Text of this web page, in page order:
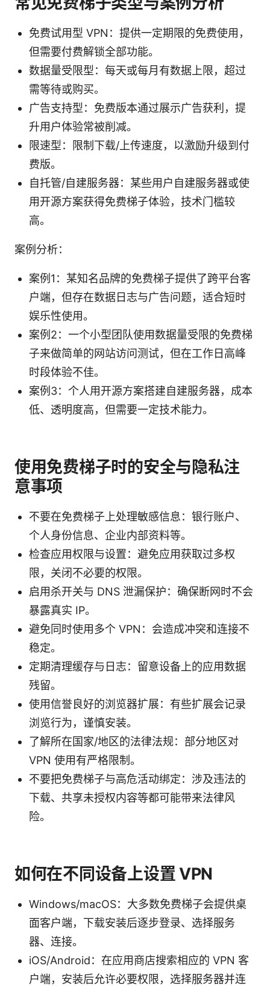
免费试用型 VPN：提供一定期限的免费使用，
但需要付费解锁全部功能。
数据量受限型：每天或每月有数据上限，超过
需等待或购买。
广告支持型：免费版本通过展示广告获利，提
升用户体验常被削减。
限速型：限制下载/上传速度，以激励升级到付
费版。
自托管/自建服务器：某些用户自建服务器或使
用开源方案获得免费梯子体验，技术门槛较
高。
案例分析：
案例1：某知名品牌的免费梯子提供了跨平台客
户端，但存在数据日志与广告问题，适合短时
娱乐性使用。
案例2：一个小型团队使用数据量受限的免费梯
子来做简单的网站访问测试，但在工作日高峰
时段体验不佳。
案例3：个人用开源方案搭建自建服务器，成本
低、透明度高，但需要一定技术能力。
使用免费梯子时的安全与隐私注
意事项
不要在免费梯子上处理敏感信息：银行账户、
个人身份信息、企业内部资料等。
检查应用权限与设置：避免应用获取过多权
限，关闭不必要的权限。
启用杀开关与 DNS 泄漏保护：确保断网时不会
暴露真实 IP。
避免同时使用多个 VPN：会造成冲突和连接不
稳定。
定期清理缓存与日志：留意设备上的应用数据
残留。
使用信誉良好的浏览器扩展：有些扩展会记录
浏览行为，谨慎安装。
了解所在国家/地区的法律法规：部分地区对
VPN 使用有严格限制。
不要把免费梯子与高危活动绑定：涉及违法的
下载、共享未授权内容等都可能带来法律风
险。
如何在不同设备上设置 VPN
Windows/macOS：大多数免费梯子会提供桌
面客户端，下载安装后逐步登录、选择服务
器、连接。
iOS/Android：在应用商店搜索相应的 VPN 客
户端，安装后允许必要权限，选择服务器并连